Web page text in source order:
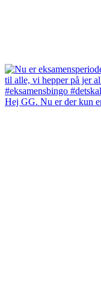
Hej GG. Nu er der kun